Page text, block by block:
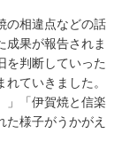
の相違点などの話
成果が報告されま
を判断していった
ていきました。
」「伊賀焼と信楽
た様子がうかがえ